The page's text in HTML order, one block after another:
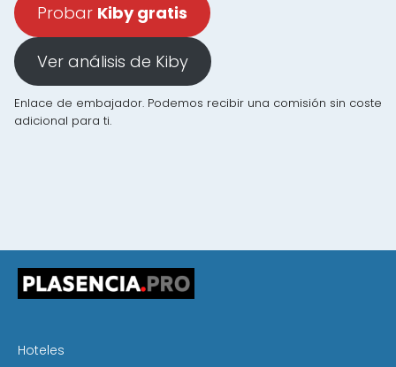
Probar Kiby gratis
Ver análisis de Kiby
Enlace de embajador. Podemos recibir una comisión sin coste
adicional para ti.
Hoteles